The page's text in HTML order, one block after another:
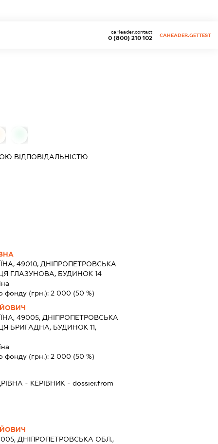
0 (800) 210 102
caHeader.contact
CAHEADER.GETTEST
ВІДПОВІДАЛЬНІСТЮ
49010, ДНІПРОПЕТРОВСЬКА
ГЛАЗУНОВА, БУДИНОК 14
фонду (грн.):2 000 (50 %)
49005, ДНІПРОПЕТРОВСЬКА
БРИГАДНА, БУДИНОК 11,
фонду (грн.):2 000 (50 %)
- КЕРІВНИК - dossier.from
ДНІПРОПЕТРОВСЬКА ОБЛ.,